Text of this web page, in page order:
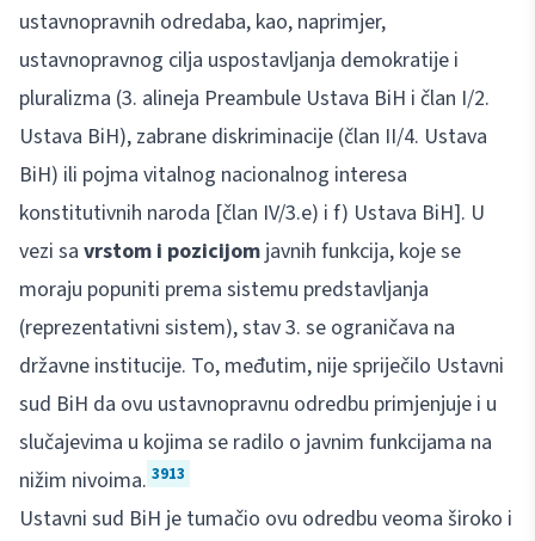
ustavnopravnih odredaba, kao, naprimjer,
ustavnopravnog cilja uspostavljanja demokratije i
pluralizma (3. alineja Preambule Ustava BiH i član I/2.
Ustava BiH), zabrane diskriminacije (član II/4. Ustava
BiH) ili pojma vitalnog nacionalnog interesa
konstitutivnih naroda [član IV/3.e) i f) Ustava BiH]. U
vezi sa vrstom i pozicijom javnih funkcija, koje se
moraju popuniti prema sistemu predstavljanja
(reprezentativni sistem), stav 3. se ograničava na
državne institucije. To, međutim, nije spriječilo Ustavni
sud BiH da ovu ustavnopravnu odredbu primjenjuje i u
slučajevima u kojima se radilo o javnim funkcijama na
nižim nivoima. 3913
Ustavni sud BiH je tumačio ovu odredbu veoma široko i